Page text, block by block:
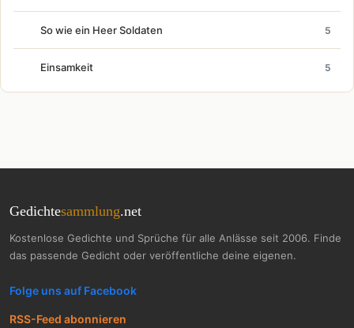
So wie ein Heer Soldaten 5
Einsamkeit 5
Gedichtesammlung.net
Kostenlose Gedichte und Sprüche für alle Anlässe seit 2006. Finde
das passende Gedicht oder veröffentliche deine eigenen.
Folge uns auf Facebook
RSS-Feed abonnieren